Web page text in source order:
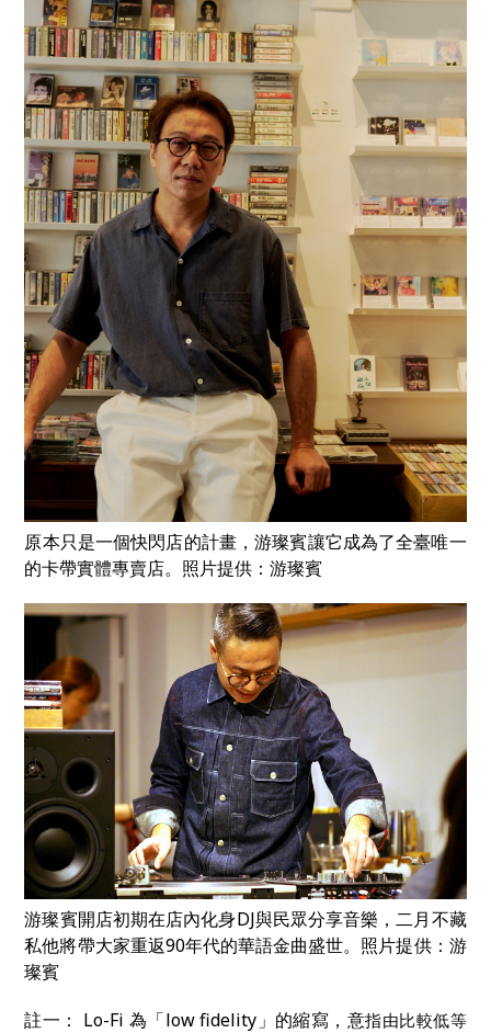
原本只是一個快閃店的計畫，游璨賓讓它成為了全臺唯一
的卡帶實體專賣店。照片提供：游璨賓
游璨賓開店初期在店內化身DJ與民眾分享音樂，二月不藏
私他將帶大家重返90年代的華語金曲盛世。照片提供：游
璨賓
註一： Lo-Fi 為「low fidelity」的縮寫，意指由比較低等